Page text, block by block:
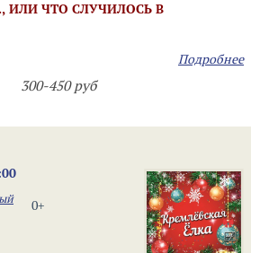
ИЛИ ЧТО СЛУЧИЛОСЬ В
Подробнее
300-450 руб
0+